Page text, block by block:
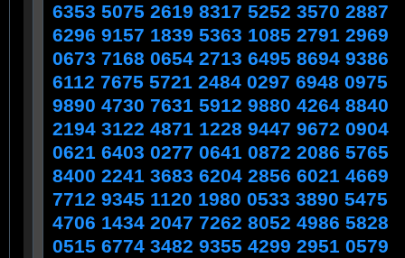
6353 5075 2619 8317 5252 3570 2887
6296 9157 1839 5363 1085 2791 2969
0673 7168 0654 2713 6495 8694 9386
6112 7675 5721 2484 0297 6948 0975
9890 4730 7631 5912 9880 4264 8840
2194 3122 4871 1228 9447 9672 0904
0621 6403 0277 0641 0872 2086 5765
8400 2241 3683 6204 2856 6021 4669
7712 9345 1120 1980 0533 3890 5475
4706 1434 2047 7262 8052 4986 5828
0515 6774 3482 9355 4299 2951 0579